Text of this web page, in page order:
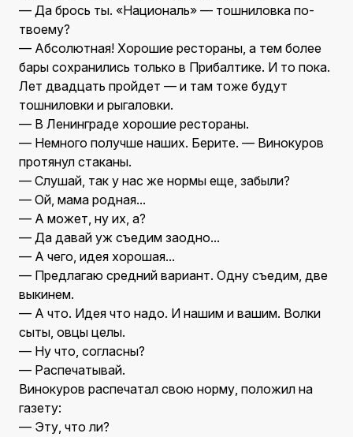
— Да брось ты. «Националь» — тошниловка по-
твоему?
— Абсолютная! Хорошие рестораны, а тем более
бары сохранились только в Прибалтике. И то пока.
Лет двадцать пройдет — и там тоже будут
тошниловки и рыгаловки.
— В Ленинграде хорошие рестораны.
— Немного получше наших. Берите. — Винокуров
протянул стаканы.
— Слушай, так у нас же нормы еще, забыли?
— Ой, мама родная...
— А может, ну их, а?
— Да давай уж съедим заодно...
— А чего, идея хорошая...
— Предлагаю средний вариант. Одну съедим, две
выкинем.
— А что. Идея что надо. И нашим и вашим. Волки
сыты, овцы целы.
— Ну что, согласны?
— Распечатывай.
Винокуров распечатал свою норму, положил на
газету:
— Эту, что ли?